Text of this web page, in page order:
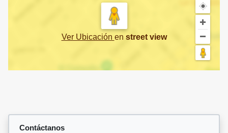
Ver Ubicación en street view
Contáctanos